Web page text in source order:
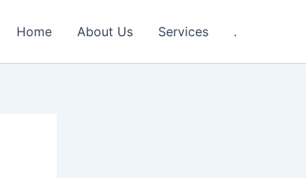
Home About Us Services .